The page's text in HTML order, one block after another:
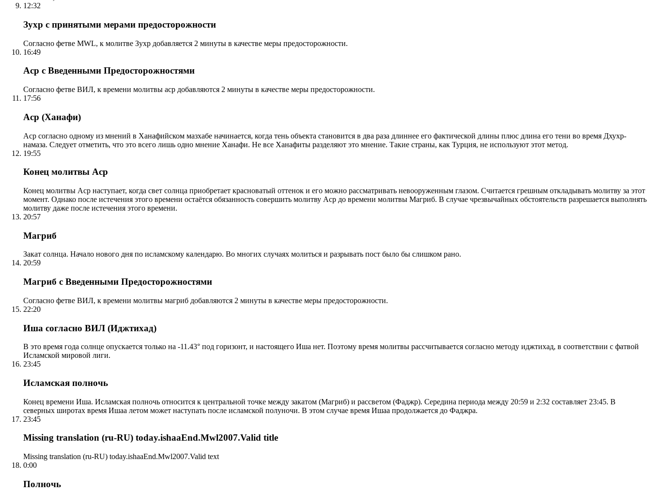
12:32
Зухр с принятыми мерами предосторожности
Согласно фетве MWL, к молитве Зухр добавляется 2 минуты в качестве меры предосторожности.
16:49
Аср с Введенными Предосторожностями
Согласно фетве ВИЛ, к времени молитвы аср добавляются 2 минуты в качестве меры предосторожности.
17:56
Аср (Ханафи)
Аср согласно одному из мнений в Ханафийском мазхабе начинается, когда тень объекта становится в два раза длиннее его фактической длины плюс длина его тени во время Дхухр-
намаза. Следует отметить, что это всего лишь одно мнение Ханафи. Не все Ханафиты разделяют это мнение. Такие страны, как Турция, не используют этот метод.
19:55
Конец молитвы Аср
Конец молитвы Аср наступает, когда свет солнца приобретает красноватый оттенок и его можно рассматривать невооруженным глазом. Считается грешным откладывать молитву за этот
момент. Однако после истечения этого времени остаётся обязанность совершить молитву Аср до времени молитвы Магриб. В случае чрезвычайных обстоятельств разрешается выполнять
молитву даже после истечения этого времени.
20:57
Магриб
Закат солнца. Начало нового дня по исламскому календарю. Во многих случаях молиться и разрывать пост было бы слишком рано.
20:59
Магриб с Введенными Предосторожностями
Согласно фетве ВИЛ, к времени молитвы магриб добавляются 2 минуты в качестве меры предосторожности.
22:20
Иша согласно ВИЛ (Иджтихад)
В это время года солнце опускается только на -11.43° под горизонт, и настоящего Иша нет. Поэтому время молитвы рассчитывается согласно методу иджтихад, в соответствии с фатвой
Исламской мировой лиги.
23:45
Исламская полночь
Конец времени Иша. Исламская полночь относится к центральной точке между закатом (Магриб) и рассветом (Фаджр). Середина периода между 20:59 и 2:32 составляет 23:45. В
северных широтах время Ишаа летом может наступать после исламской полуночи. В этом случае время Ишаа продолжается до Фаджра.
23:45
Missing translation (ru-RU) today.ishaaEnd.Mwl2007.Valid title
Missing translation (ru-RU) today.ishaaEnd.Mwl2007.Valid text
0:00
Полночь